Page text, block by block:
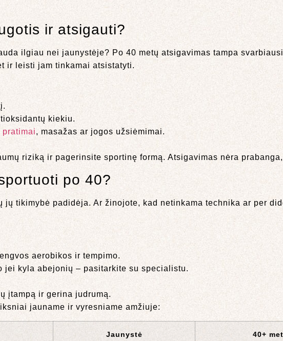
ir atsigauti?
ilgiau nei jaunystėje? Po 40 metų atsigavimas tampa
ir leisti jam tinkamai atsistatyti.
kiekiu.
pratimai, masažas ar jogos užsiėmimai.
riziką ir pagerinsite sportinę formą. Atsigavimas nėra
po 40?
tikimybė padidėja. Ar žinojote, kad netinkama technika ar per
aerobikos ir tempimo.
jei kyla abejonių – pasitarkite su specialistu.
įtampą ir gerina judrumą.
jauname ir vyresniame amžiuje:
Jaunystė 40+